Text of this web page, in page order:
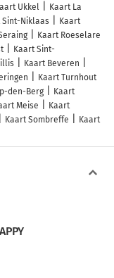
Ukkel
Kaart La
Sint-Niklaas
Kaart
Kaart Roeselare
Kaart Sint-
Kaart Beveren
Kaart Turnhout
den-Berg
Kaart
Meise
Kaart
Kaart Sombreffe
Kaart